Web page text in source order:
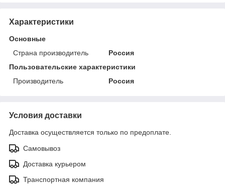
Характеристики
Основные
Страна производитель
Россия
Пользовательские характеристики
Производитель
Россия
Условия доставки
Доставка осуществляется только по предоплате.
Самовывоз
Доставка курьером
Транспортная компания